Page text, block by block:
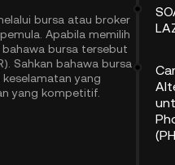
bursa atau broker
Apabila memilih
bursa tersebut
Sahkan bahawa bursa
yang
yang kompetitif.